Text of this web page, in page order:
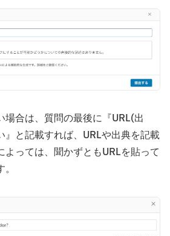
場合は、質問の最後に『URL(出
』と記載すれば、URLや出典を記載
よっては、聞かずともURLを貼って